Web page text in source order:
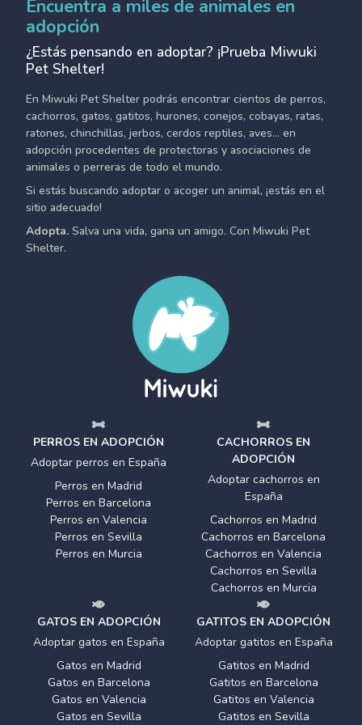
Encuentra a miles de animales en
adopción
¿Estás pensando en adoptar? ¡Prueba Miwuki
Pet Shelter!
En Miwuki Pet Shelter podrás encontrar cientos de perros,
cachorros, gatos, gatitos, hurones, conejos, cobayas, ratas,
ratones, chinchillas, jerbos, cerdos reptiles, aves... en
adopción procedentes de protectoras y asociaciones de
animales o perreras de todo el mundo.
Si estás buscando adoptar o acoger un animal, ¡estás en el
sitio adecuado!
Adopta. Salva una vida, gana un amigo. Con Miwuki Pet
Shelter.
PERROS EN ADOPCIÓN
Adoptar perros en España
Perros en Madrid
Perros en Barcelona
Perros en Valencia
Perros en Sevilla
Perros en Murcia
CACHORROS EN
ADOPCIÓN
Adoptar cachorros en
España
Cachorros en Madrid
Cachorros en Barcelona
Cachorros en Valencia
Cachorros en Sevilla
Cachorros en Murcia
GATOS EN ADOPCIÓN
Adoptar gatos en España
Gatos en Madrid
Gatos en Barcelona
Gatos en Valencia
Gatos en Sevilla
GATITOS EN ADOPCIÓN
Adoptar gatitos en España
Gatitos en Madrid
Gatitos en Barcelona
Gatitos en Valencia
Gatitos en Sevilla